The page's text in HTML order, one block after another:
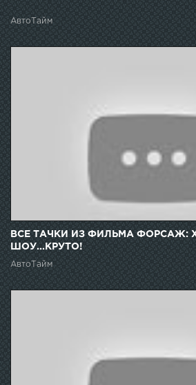
АвтоТайм
ВСЕ ТАЧКИ ИЗ ФИЛЬМА ФОРСАЖ:
ШОУ...КРУТО!
АвтоТайм